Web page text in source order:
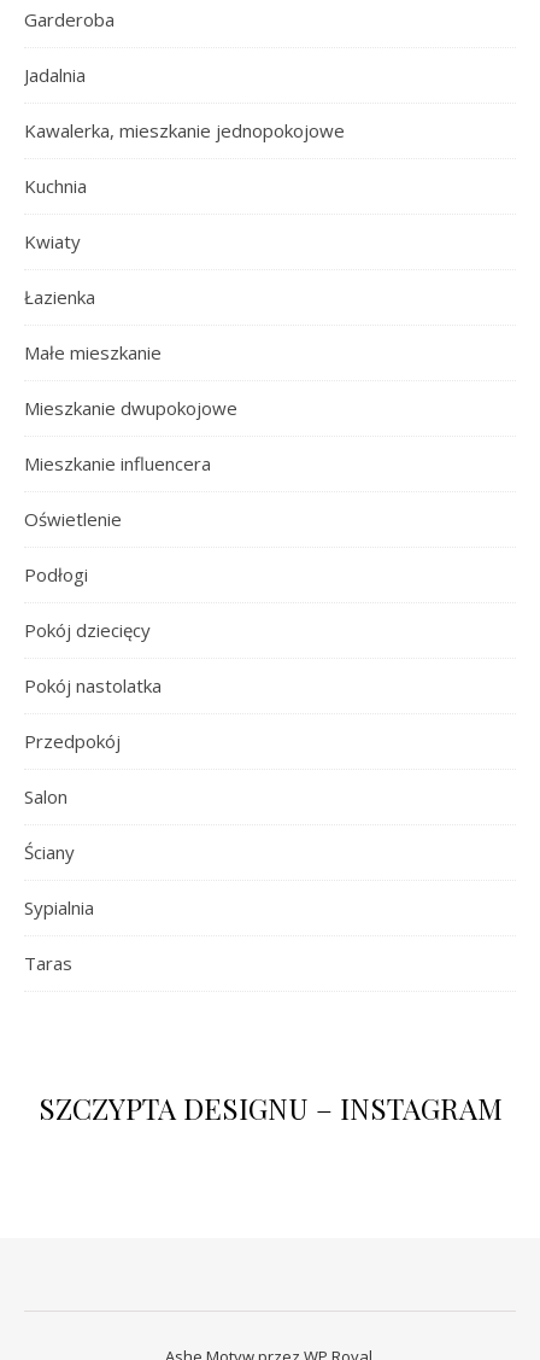
Garderoba
Jadalnia
Kawalerka, mieszkanie jednopokojowe
Kuchnia
Kwiaty
Łazienka
Małe mieszkanie
Mieszkanie dwupokojowe
Mieszkanie influencera
Oświetlenie
Podłogi
Pokój dziecięcy
Pokój nastolatka
Przedpokój
Salon
Ściany
Sypialnia
Taras
SZCZYPTA DESIGNU – INSTAGRAM